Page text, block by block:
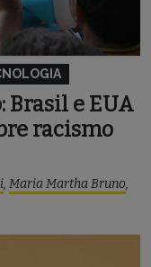
Brasil e EUA
racismo
, Maria Martha Bruno,